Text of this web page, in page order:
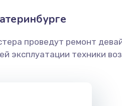
проведут ремонт
эксплуатации техники